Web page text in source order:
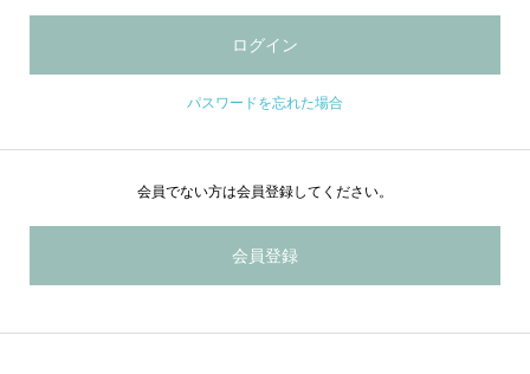
パスワードを忘れた場合
会員でない方は会員登録してください。
会員登録